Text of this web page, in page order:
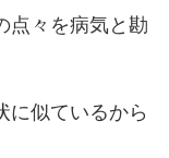
点々を病気と勘
に似ているから